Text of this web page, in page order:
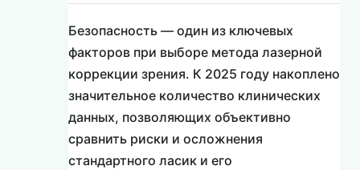
Безопасность — один из ключевых
факторов при выборе метода лазерной
коррекции зрения. К 2025 году накоплено
значительное количество клинических
данных, позволяющих объективно
сравнить риски и осложнения
стандартного ласик и его